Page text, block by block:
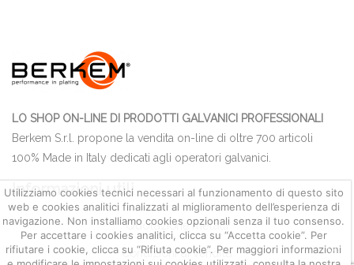
Utilizziamo cookies tecnici necessari al funzionamento di questo sito
web e cookies analitici finalizzati al miglioramento dell’esperienza di
navigazione. Non installiamo cookies opzionali senza il tuo consenso.
Per accettare i cookies analitici, clicca su “Accetta cookie”. Per
rifiutare i cookie, clicca su “Rifiuta cookie”. Per maggiori informazioni
LO SHOP ON-LINE DI PRODOTTI GALVANICI PROFESSIONALI
Berkem S.r.l. propone la vendita on-line di oltre 700 articoli
100% Made in Italy dedicati agli operatori galvanici.
Informazioni utili
Quotazione metalli
Condizioni di Vendita